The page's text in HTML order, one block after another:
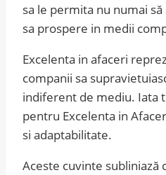
sa le permita nu numai
sa prospere in medii
Excelenta in afaceri
companii sa
indiferent de mediu. Iata
pentru Excelenta in
si adaptabilitate.
Aceste cuvinte subliniază